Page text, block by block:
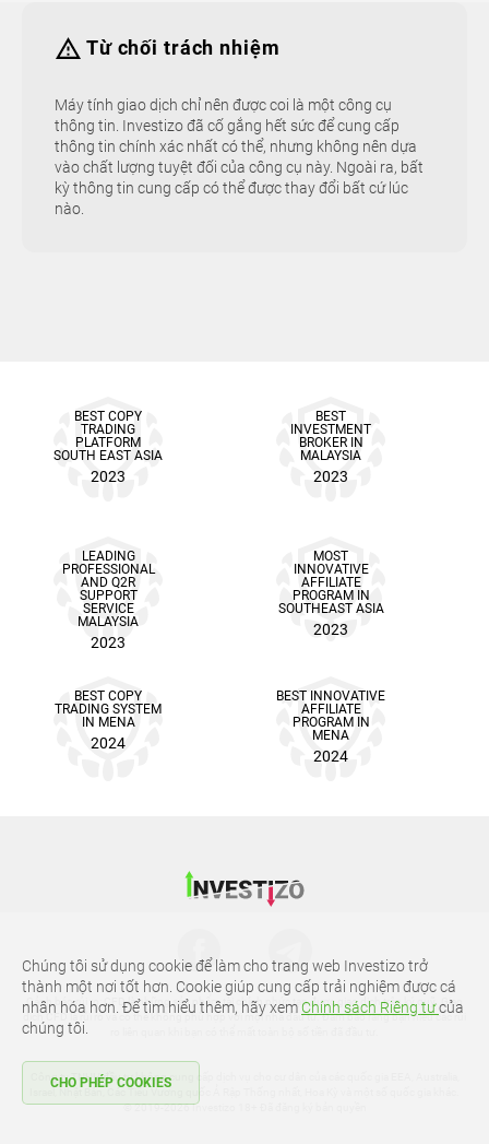
Từ chối trách nhiệm
Máy tính giao dịch chỉ nên được coi là một công cụ
thông tin. Investizo đã cố gắng hết sức để cung cấp
thông tin chính xác nhất có thể, nhưng không nên dựa
vào chất lượng tuyệt đối của công cụ này. Ngoài ra, bất
kỳ thông tin cung cấp có thể được thay đổi bất cứ lúc
nào.
BEST COPY
TRADING
PLATFORM
SOUTH EAST ASIA
2023
BEST
INVESTMENT
BROKER IN
MALAYSIA
2023
LEADING
PROFESSIONAL
AND Q2R
SUPPORT
SERVICE
MALAYSIA
2023
MOST
INNOVATIVE
AFFILIATE
PROGRAM IN
SOUTHEAST ASIA
2023
BEST COPY
TRADING SYSTEM
IN MENA
2024
BEST INNOVATIVE
AFFILIATE
PROGRAM IN
MENA
2024
Cảnh báo rủi ro: CFD là những sản phẩm tài chính phức tạp được giao dịch trên ký quỹ. Giao
dịch CFD là rủi ro và có thể không phù hợp với mọi nhà đầu tư. Đảm bảo rằng bạn hiểu các rủi
Công ty TNHH đầu tư không cung cấp dịch vụ cho cư dân của các quốc gia EEA, Australia,
© 2019-2026 Investizo 18+ Đã đăng ký bản quyền
Chúng tôi sử dụng cookie để làm cho trang web Investizo trở
thành một nơi tốt hơn. Cookie giúp cung cấp trải nghiệm được cá
nhân hóa hơn. Để tìm hiểu thêm, hãy xem Chính sách Riêng tưcủa
chúng tôi.
CHO PHÉP COOKIES